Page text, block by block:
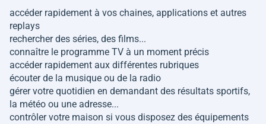
accéder rapidement à vos chaines, applications et autres
replays
rechercher des séries, des films...
connaître le programme TV à un moment précis
accéder rapidement aux différentes rubriques
écouter de la musique ou de la radio
gérer votre quotidien en demandant des résultats sportifs,
la météo ou une adresse...
contrôler votre maison si vous disposez des équipements